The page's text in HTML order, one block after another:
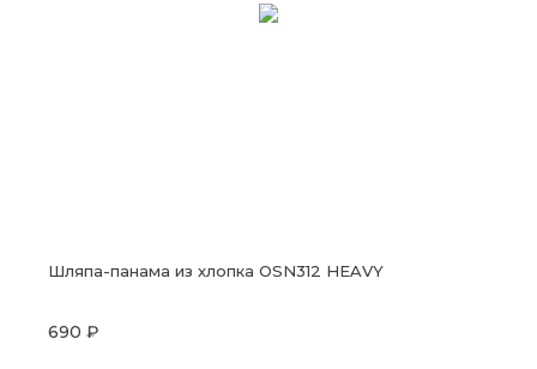
Шляпа-панама из хлопка OSN312 HEAVY
690 ₽